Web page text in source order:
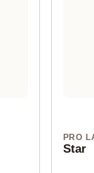
PRO
Star